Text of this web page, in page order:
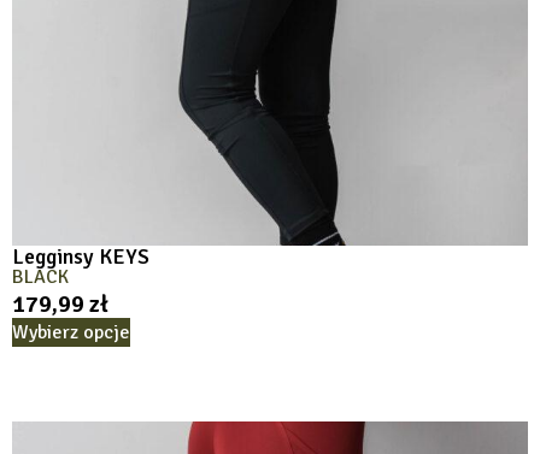
Legginsy KEYS
BLACK
179,99 zł
Wybierz opcje